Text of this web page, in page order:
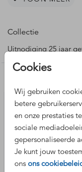
Cookies
Wij gebruiken
betere
en onze prestaties
sociale
gepersonaliseerde
Je kunt jouw
ons ons
aanpassen.
Collectie
Uitnodiging 25 jaar